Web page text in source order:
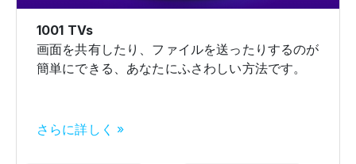
1001 TVs
画面を共有したり、ファイルを送ったりするのが
簡単にできる、あなたにふさわしい方法です。
さらに詳しく »